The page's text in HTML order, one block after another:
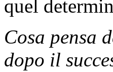
quel
Cosa pensa
dopo il